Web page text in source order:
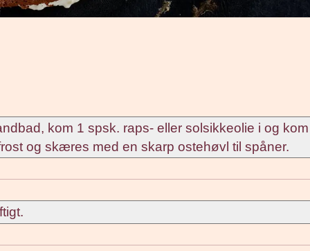
kom 1 spsk. raps- eller solsikkeolie i og kom
og skæres med en skarp ostehøvl til spåner.